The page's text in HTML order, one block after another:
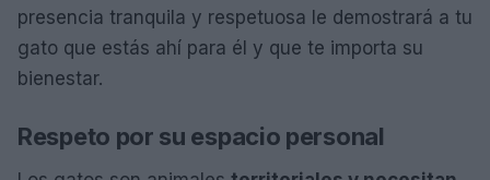
presencia tranquila y respetuosa le demostrará a tu
gato que estás ahí para él y que te importa su
bienestar.
Respeto por su espacio personal